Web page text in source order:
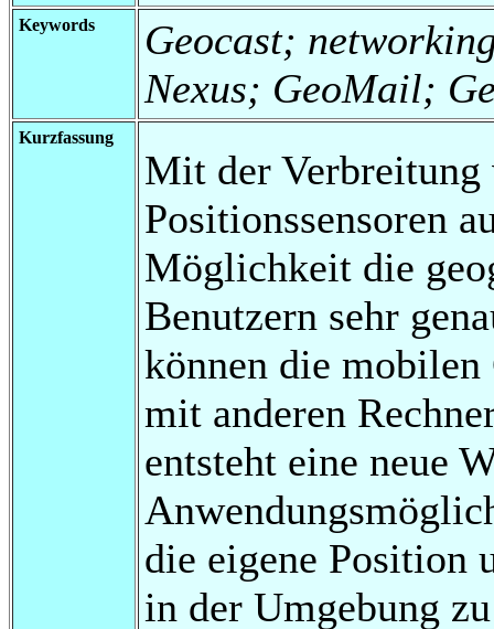
Keywords
Geocast;
Nexus; GeoMail;
Kurzfassung
Mit der
Positionssensoren
Möglichkeit die
Benutzern sehr
können die mobilen
mit anderen
entsteht eine neue
die eigene Position
in der Umgebung